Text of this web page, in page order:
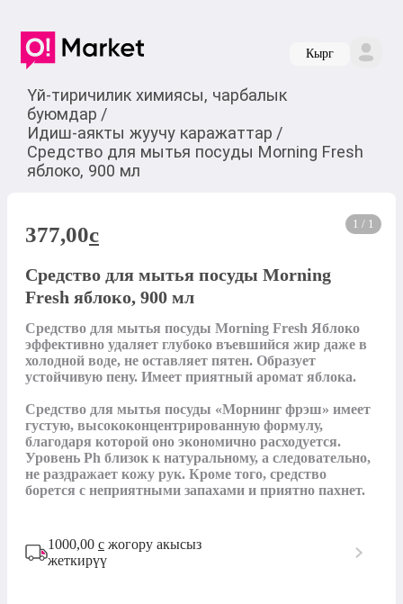
Кырг
Үй-тиричилик химиясы, чарбалык
буюмдар /
Идиш-аякты жуучу каражаттар /
Средство для мытья посуды Morning Fresh
яблоко, 900 мл
1 / 1
377,00c
Средство для мытья посуды Morning
Fresh яблоко, 900 мл
Средство для мытья посуды Morning Fresh Яблоко
эффективно удаляет глубоко въевшийся жир даже в
холодной воде, не оставляет пятен. Образует
устойчивую пену. Имеет приятный аромат яблока.
Средство для мытья посуды «Морнинг фрэш» имеет
густую, высококонцентрированную формулу,
благодаря которой оно экономично расходуется.
Уровень Ph близок к натуральному, а следовательно,
не раздражает кожу рук. Кроме того, средство
борется с неприятными запахами и приятно пахнет.
1000,00 с жогору акысыз
жеткирүү